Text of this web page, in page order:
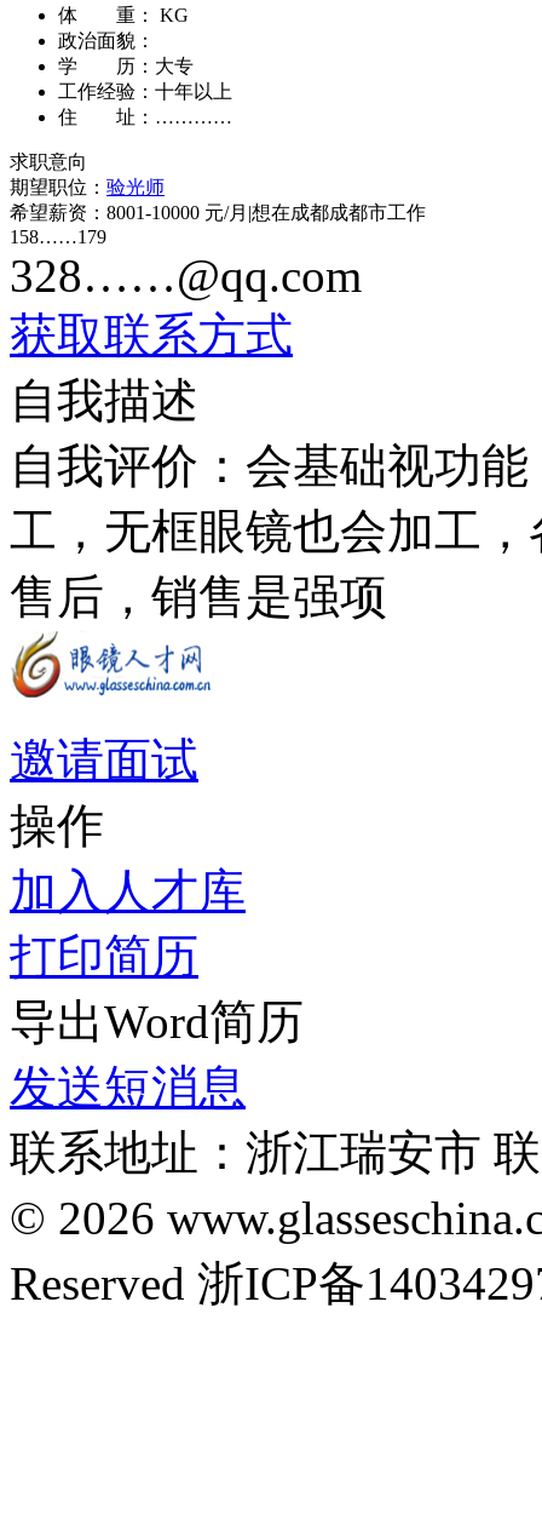
体 重：
KG
政治面貌：
学 历： 大专
工作经验： 十年以上
住 址： …………
求职意向
期望职位： 验光师
希望薪资： 8001-10000 元/月 |想在成都成都市工作
158……179
328……@qq.com
获取联系方式
自我描述
自我评价： 会基础视功
工，无框眼镜也会加工
售后，销售是强项
邀请面试
操作
加入人才库
打印简历
导出Word简历
发送短消息
联系地址：浙江瑞安市
© 2026
Reserved 浙ICP备